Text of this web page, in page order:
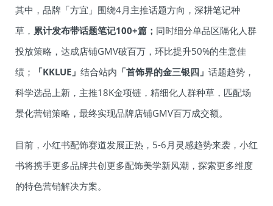
其中，品牌「方宜」围绕4月主推话题方向，深耕笔记种
草， 累计发布带话题笔记100+篇； 同时细分单品区隔化人群
投放策略，达成店铺GMV破百万，环比提升50%的生意佳
绩；
「KKLUE」 结合站内 「首饰界的金三银四」 话题趋势，
科学选品上新，主推18K金项链，精细化人群种草，匹配场
景化营销策略，最终实现品牌店铺GMV百万成交额。
目前，小红书配饰赛道发展正热，5-6月灵感趋势来袭，小红
书将携手更多品牌共创更多配饰美学新风潮，探索更多维度
的特色营销解决方案。